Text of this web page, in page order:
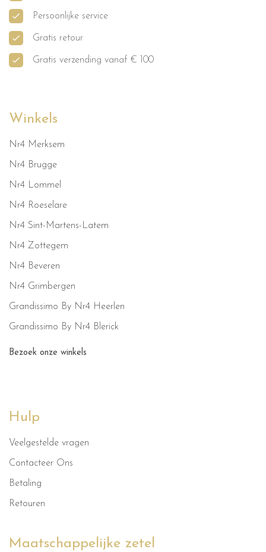
Persoonlijke service
Gratis retour
Gratis verzending vanaf € 100
Winkels
Nr4 Merksem
Nr4 Brugge
Nr4 Lommel
Nr4 Roeselare
Nr4 Sint-Martens-Latem
Nr4 Zottegem
Nr4 Beveren
Nr4 Grimbergen
Grandissimo By Nr4 Heerlen
Grandissimo By Nr4 Blerick
Bezoek onze winkels
Hulp
Veelgestelde vragen
Contacteer Ons
Betaling
Retouren
Maatschappelijke zetel